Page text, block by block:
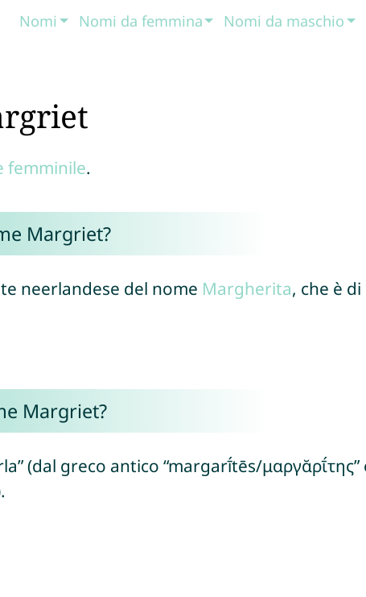
Nomi Nomi da femmina Nomi da maschio
femminile.
Margriet?
neerlandese del nome Margherita, che è di
Margriet?
(dal greco antico “margarī́tēs/μαργᾰρῑ́της”